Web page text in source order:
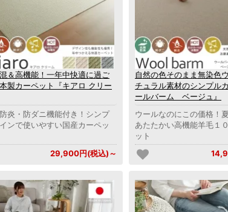
＆高機能！一年中快適に過ご
製カーペット『キアロ クリー
炎・防ダニ機能付き！シンプ
ンで使いやすい国産カーペッ
29,900円(税込)～
自然の色そのまま無染色
チュラル素材のシンプル
ールバーム ベージュ』
ウールなのにこの価格！
あたたかい高機能羊毛１
ット